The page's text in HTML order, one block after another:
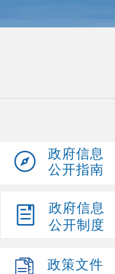
政府信息
公开指南
政府信息
公开制度
政策文件